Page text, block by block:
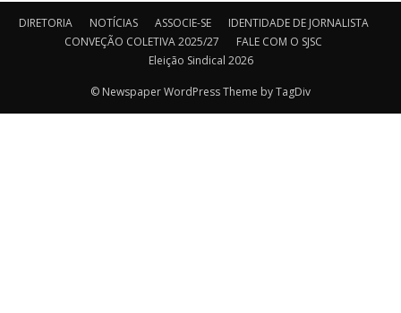
DIRETORIA NOTÍCIAS ASSOCIE-SE
IDENTIDADE DE JORNALISTA
CONVEÇÃO COLETIVA 2025/27
FALE COM O SJSC
Eleição Sindical 2026
© Newspaper WordPress Theme by TagDiv